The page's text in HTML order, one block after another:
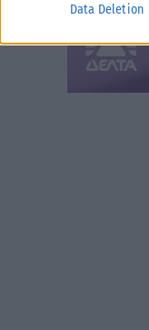
Data Deletion